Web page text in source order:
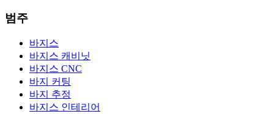
범주
바지스
바지스 캐비닛
바지스 CNC
바지 커팅
바지 추정
바지스 인테리어